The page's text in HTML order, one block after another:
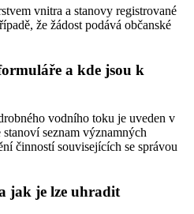
vnitra a stanovy registrované
že žádost podává občanské
a kde jsou k
vodního toku je uveden v
seznam významných
činností souvisejících se správou
jak je lze uhradit